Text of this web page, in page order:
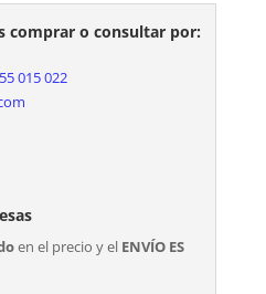
comprar o consultar por:
015 022
en el precio y el ENVÍO ES